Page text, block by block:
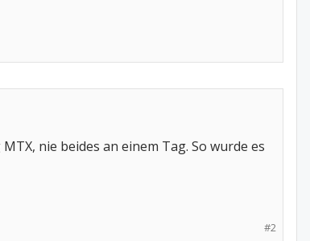
nie beides an einem Tag. So wurde es
#2